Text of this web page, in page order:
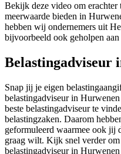
Bekijk deze video om
meerwaarde bieden in
hebben wij ondernemers uit
bijvoorbeeld ook geholpen aan
Belastingadviseur
Snap jij je eigen
belastingadviseur in
beste belastingadviseur te
belastingzaken. Daarom
geformuleerd waarmee ook jij
graag wilt. Kijk snel verder om
belastingadviseur in